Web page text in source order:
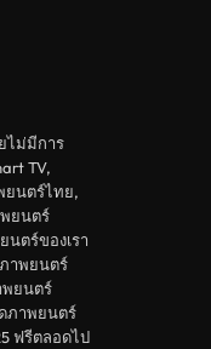
ไม่มีการ
TV,
ยนตร์ไทย,
ยนตร์
นตร์ของเรา
าพยนตร์
พยนตร์
ภาพยนตร์
ฟรีตลอดไป